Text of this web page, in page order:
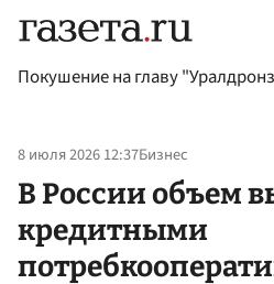
Покушение на главу
8 июля 2026 12:37Бизнес
В России объем
кредитными